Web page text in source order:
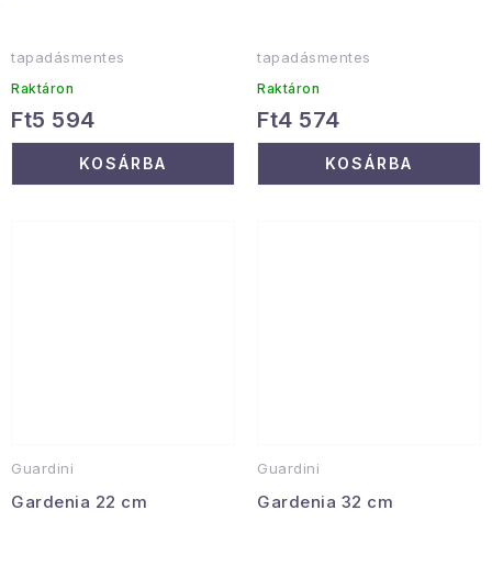
tapadásmentes
Raktáron
Ft5 594
KOSÁRBA
tapadásmentes
Raktáron
Ft4 574
KOSÁRBA
Guardini
Gardenia 22 cm
Guardini
Gardenia 32 cm